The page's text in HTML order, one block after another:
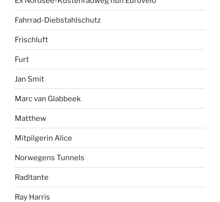
Fahrrad-Diebstahlschutz
Frischluft
Furt
Jan Smit
Marc van Glabbeek
Matthew
Mitpilgerin Alice
Norwegens Tunnels
Radltante
Ray Harris